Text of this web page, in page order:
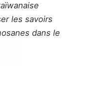
les savoirs
dans le